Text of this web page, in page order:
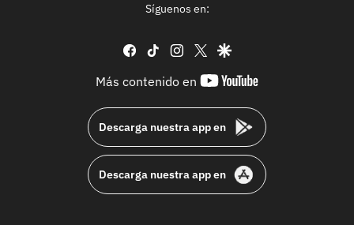
Síguenos en:
facebook
tiktok instagram
twittergoogle
Más contenido en
youtube-
Descarga nuestra app en
Descarga nuestra app en